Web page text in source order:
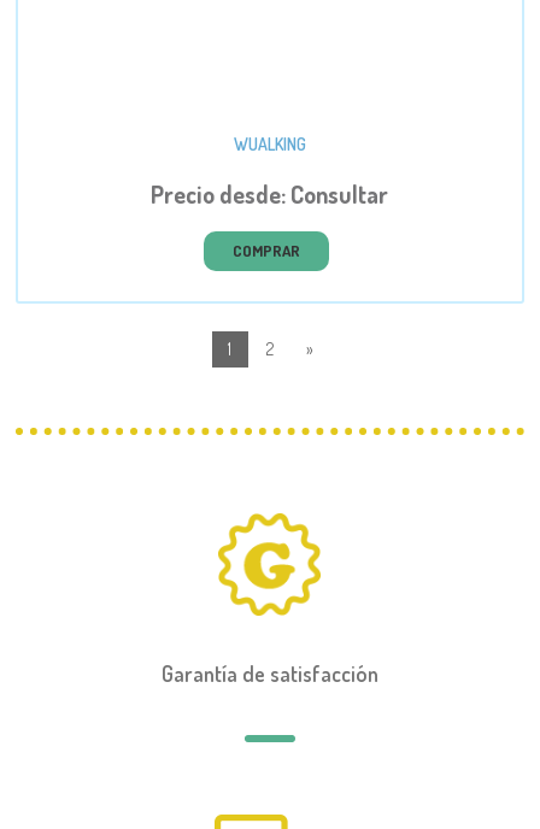
WUALKING
Precio desde: Consultar
COMPRAR
1 2 »
Garantía de satisfacción